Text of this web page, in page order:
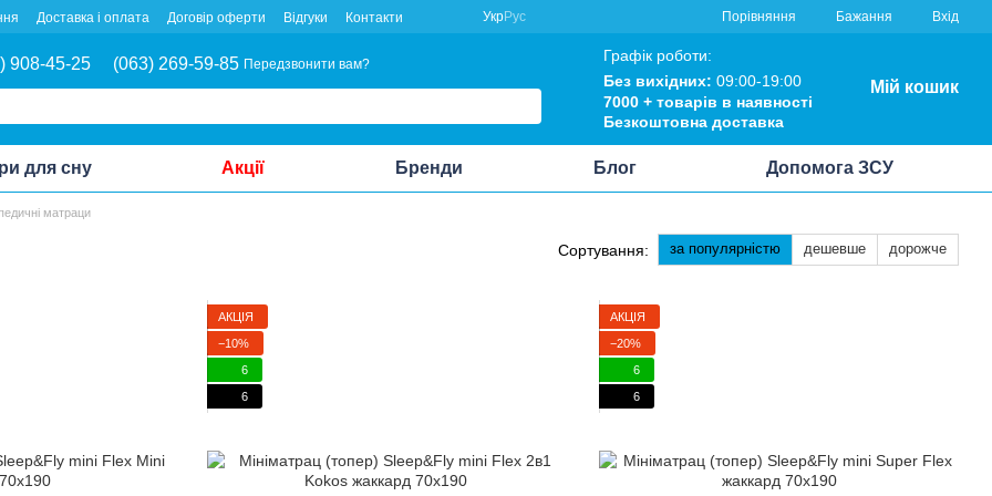
Доставка і оплата Договір оферти Відгуки Контакти УкрРус Порівняння Бажання Вхід
908-45-25 (063) 269-59-85 Передзвонити вам?
Графік роботи:
Без вихідних: 09:00-19:00
7000 + товарів в наявності
Безкоштовна доставка
Мій кошик
для сну Акції Бренди Блог Допомога ЗСУ
матраци
Сортування: за популярністю дешевше дорожче
АКЦІЯ
−10%
6
6
АКЦІЯ
−20%
6
6